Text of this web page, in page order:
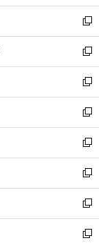
ウ
で
開
く
ン
ド
ウ
で
開
く
新
し
い
ウ
ィ
ン
ド
ウ
で
開
く
新
し
い
ウ
ィ
ン
ド
ウ
で
開
く
新
し
い
ウ
ィ
ン
ド
ウ
で
開
く
新
し
い
ウ
ィ
ン
ド
ウ
で
新
し
い
ウ
ィ
ン
ド
新
し
い
ウ
ィ
新
し
い
新